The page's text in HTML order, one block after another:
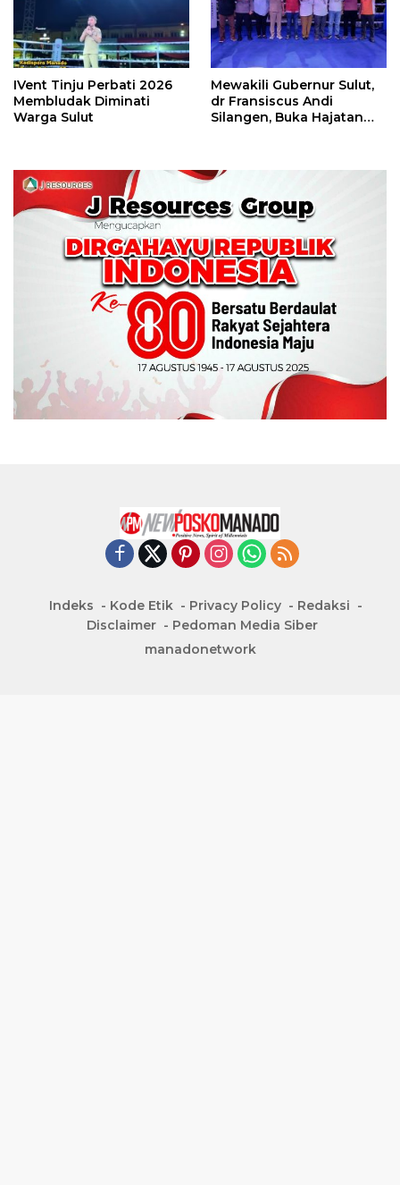
IVent Tinju Perbati 2026
Membludak Diminati
Warga Sulut
Mewakili Gubernur Sulut,
dr Fransiscus Andi
Silangen, Buka Hajatan
Indeks Kode Etik Privacy Policy
Redaksi
Disclaimer
Pedoman Media Siber
manadonetwork